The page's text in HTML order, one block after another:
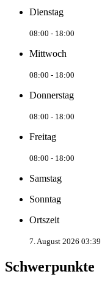
Dienstag
08:00 - 18:00
Mittwoch
08:00 - 18:00
Donnerstag
08:00 - 18:00
Freitag
08:00 - 18:00
Samstag
Sonntag
Ortszeit
7. August 2026 03:39
Schwerpunkte